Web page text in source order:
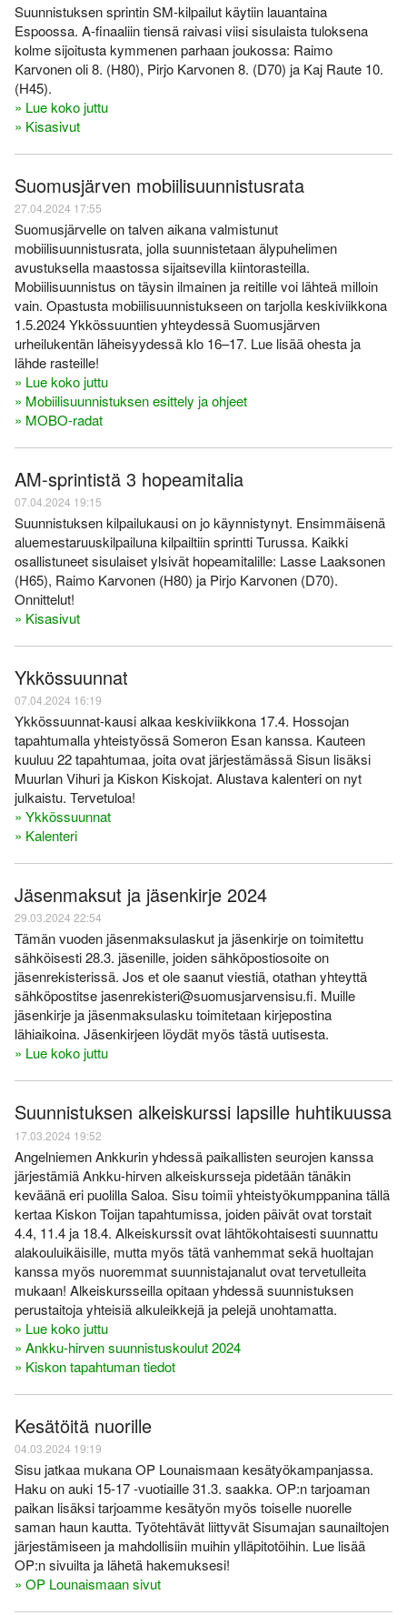
Suunnistuksen sprintin SM-kilpailut käytiin lauantaina
Espoossa. A-finaaliin tiensä raivasi viisi sisulaista tuloksena
kolme sijoitusta kymmenen parhaan joukossa: Raimo
Karvonen oli 8. (H80), Pirjo Karvonen 8. (D70) ja Kaj Raute 10.
(H45).
» Lue koko juttu
» Kisasivut
Suomusjärven mobiilisuunnistusrata
27.04.2024 17:55
Suomusjärvelle on talven aikana valmistunut
mobiilisuunnistusrata, jolla suunnistetaan älypuhelimen
avustuksella maastossa sijaitsevilla kiintorasteilla.
Mobiilisuunnistus on täysin ilmainen ja reitille voi lähteä milloin
vain. Opastusta mobiilisuunnistukseen on tarjolla keskiviikkona
1.5.2024 Ykkössuuntien yhteydessä Suomusjärven
urheilukentän läheisyydessä klo 16–17. Lue lisää ohesta ja
lähde rasteille!
» Lue koko juttu
» Mobiilisuunnistuksen esittely ja ohjeet
» MOBO-radat
AM-sprintistä 3 hopeamitalia
07.04.2024 19:15
Suunnistuksen kilpailukausi on jo käynnistynyt. Ensimmäisenä
aluemestaruuskilpailuna kilpailtiin sprintti Turussa. Kaikki
osallistuneet sisulaiset ylsivät hopeamitalille: Lasse Laaksonen
(H65), Raimo Karvonen (H80) ja Pirjo Karvonen (D70).
Onnittelut!
» Kisasivut
Ykkössuunnat
07.04.2024 16:19
Ykkössuunnat-kausi alkaa keskiviikkona 17.4. Hossojan
tapahtumalla yhteistyössä Someron Esan kanssa. Kauteen
kuuluu 22 tapahtumaa, joita ovat järjestämässä Sisun lisäksi
Muurlan Vihuri ja Kiskon Kiskojat. Alustava kalenteri on nyt
julkaistu. Tervetuloa!
» Ykkössuunnat
» Kalenteri
Jäsenmaksut ja jäsenkirje 2024
29.03.2024 22:54
Tämän vuoden jäsenmaksulaskut ja jäsenkirje on toimitettu
sähköisesti 28.3. jäsenille, joiden sähköpostiosoite on
jäsenrekisterissä. Jos et ole saanut viestiä, otathan yhteyttä
sähköpostitse jasenrekisteri@suomusjarvensisu.fi. Muille
jäsenkirje ja jäsenmaksulasku toimitetaan kirjepostina
lähiaikoina. Jäsenkirjeen löydät myös tästä uutisesta.
» Lue koko juttu
Suunnistuksen alkeiskurssi lapsille huhtikuussa
17.03.2024 19:52
Angelniemen Ankkurin yhdessä paikallisten seurojen kanssa
järjestämiä Ankku-hirven alkeiskursseja pidetään tänäkin
keväänä eri puolilla Saloa. Sisu toimii yhteistyökumppanina tällä
kertaa Kiskon Toijan tapahtumissa, joiden päivät ovat torstait
4.4, 11.4 ja 18.4. Alkeiskurssit ovat lähtökohtaisesti suunnattu
alakouluikäisille, mutta myös tätä vanhemmat sekä huoltajan
kanssa myös nuoremmat suunnistajanalut ovat tervetulleita
mukaan! Alkeiskursseilla opitaan yhdessä suunnistuksen
perustaitoja yhteisiä alkuleikkejä ja pelejä unohtamatta.
» Lue koko juttu
» Ankku-hirven suunnistuskoulut 2024
» Kiskon tapahtuman tiedot
Kesätöitä nuorille
04.03.2024 19:19
Sisu jatkaa mukana OP Lounaismaan kesätyökampanjassa.
Haku on auki 15-17 -vuotiaille 31.3. saakka. OP:n tarjoaman
paikan lisäksi tarjoamme kesätyön myös toiselle nuorelle
saman haun kautta. Työtehtävät liittyvät Sisumajan saunailtojen
järjestämiseen ja mahdollisiin muihin ylläpitotöihin. Lue lisää
OP:n sivuilta ja lähetä hakemuksesi!
» OP Lounaismaan sivut